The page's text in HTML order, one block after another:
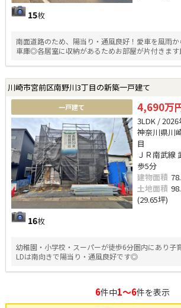
15枚
南面道路のため、陽当り・通風良好！愛車を風雨
車庫◎各居室に収納があるためお部屋が片付きま
川崎市宮前区南野川3丁目の新築一戸建て
一戸建て
16枚
4,690万
3LDK / 2026
神奈川県川
目
ＪＲ南武線
歩5分
建物面積
土地面積
(29.65坪)
幼稚園・小学校・スーパーが徒歩6分圏内にあり子
LDは南向きで陽当り・通風良好です◎
6件中1～6件を表示